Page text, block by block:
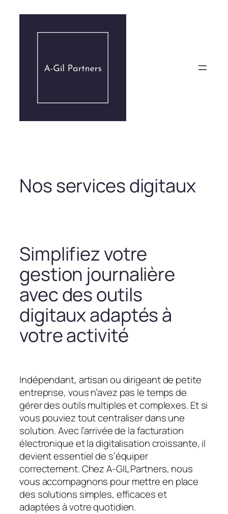
contenu
Nos services digitaux
Simplifiez votre
gestion journalière
avec des outils
digitaux adaptés à
votre activité
Indépendant, artisan ou dirigeant de petite
entreprise, vous n’avez pas le temps de
gérer des outils multiples et complexes. Et si
vous pouviez tout centraliser dans une
solution. Avec l’arrivée de la facturation
électronique et la digitalisation croissante, il
devient essentiel de s’équiper
correctement. Chez A-GIL Partners, nous
vous accompagnons pour mettre en place
des solutions simples, efficaces et
adaptées à votre quotidien.